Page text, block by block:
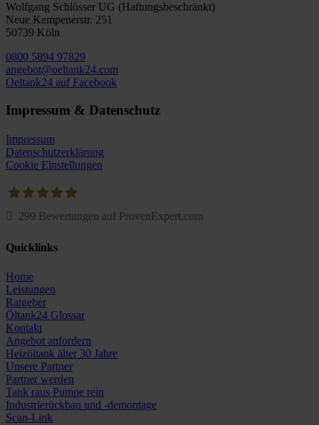
Wolfgang Schlösser UG (Haftungsbeschränkt)
Neue Kempenerstr. 251
50739 Köln
0800 5894 97829
angebot@oeltank24.com
Oeltank24 auf Facebook
Impressum & Datenschutz
Impressum
Datenschutzerklärung
Cookie Einstellungen
299 Bewertungen auf ProvenExpert.com
Quicklinks
Home
Leistungen
Ratgeber
Öltank24 Glossar
Kontakt
Angebot anfordern
Heizöltank älter 30 Jahre
Unsere Partner
Partner werden
Tank raus Pumpe rein
Industrierückbau und -demontage
Scan-Link